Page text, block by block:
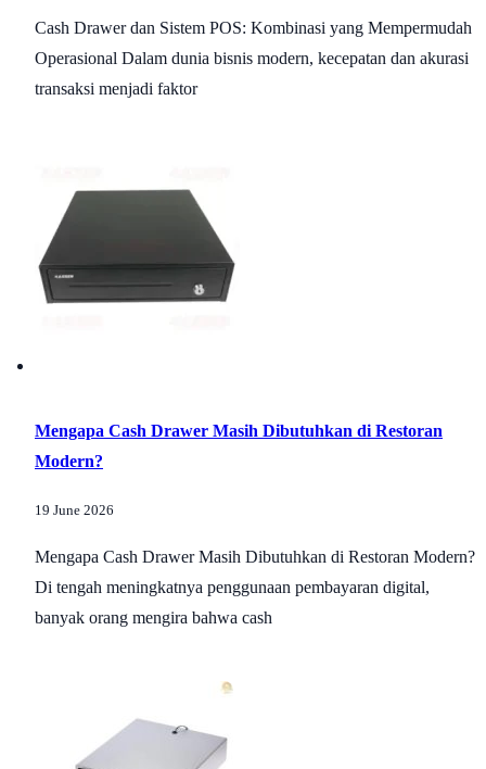
Cash Drawer dan Sistem POS: Kombinasi yang Mempermudah
Operasional Dalam dunia bisnis modern, kecepatan dan akurasi
transaksi menjadi faktor
Mengapa Cash Drawer Masih Dibutuhkan di Restoran
Modern?
19 June 2026
Mengapa Cash Drawer Masih Dibutuhkan di Restoran Modern?
Di tengah meningkatnya penggunaan pembayaran digital,
banyak orang mengira bahwa cash